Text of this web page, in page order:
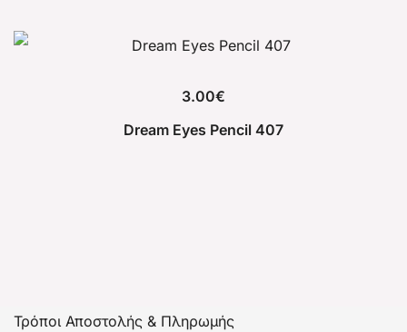
3.00€
Dream Eyes Pencil 407
Τρόποι Αποστολής & Πληρωμής